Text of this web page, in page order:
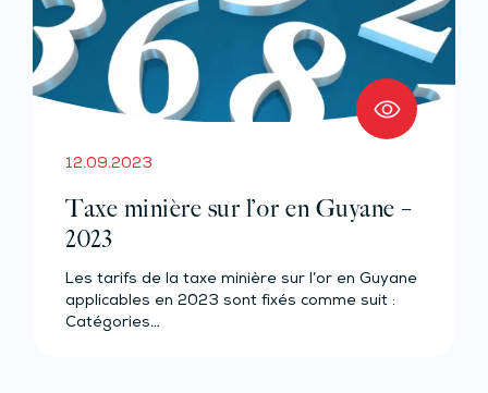
12.09.2023
Taxe minière sur l’or en Guyane –
2023
Les tarifs de la taxe minière sur l’or en Guyane
applicables en 2023 sont fixés comme suit :
Catégories…